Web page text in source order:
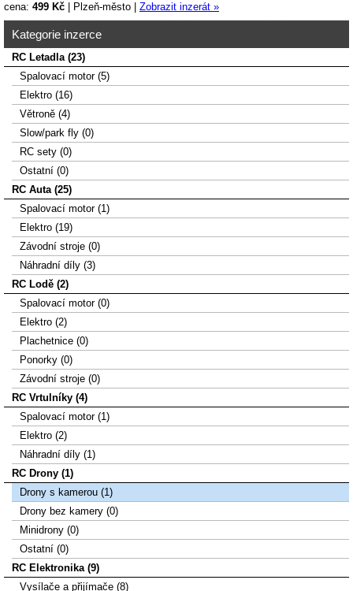
cena: 499 Kč Plzeň-město Zobrazit inzerát »
Kategorie inzerce
RC Letadla (23)
Spalovací­ motor (5)
Elektro (16)
Větroně (4)
Slow/park fly (0)
RC sety (0)
Ostatní (0)
RC Auta (25)
Spalovací motor (1)
Elektro (19)
Závodní stroje (0)
Náhradní díly (3)
RC Lodě (2)
Spalovací motor (0)
Elektro (2)
Plachetnice (0)
Ponorky (0)
Závodní stroje (0)
RC Vrtulníky (4)
Spalovací motor (1)
Elektro (2)
Náhradní díly (1)
RC Drony (1)
Drony s kamerou (1)
Drony bez kamery (0)
Minidrony (0)
Ostatní (0)
RC Elektronika (9)
Vysílače a přijímače (8)